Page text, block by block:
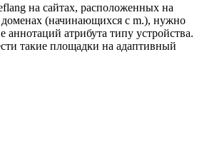
на сайтах, расположенных на
(начинающихся с m.), нужно
аннотаций атрибута типу устройства.
такие площадки на адаптивный